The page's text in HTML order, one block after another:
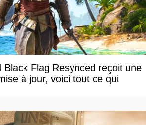
Black Flag Resynced reçoit une
à jour, voici tout ce qui